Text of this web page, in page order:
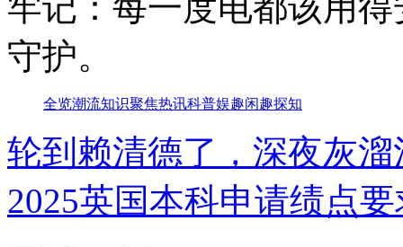
守护。
全览潮流知识聚焦热讯科普娱趣闲趣探知
轮到赖清德了，深夜灰溜
2025英国本科申请绩点